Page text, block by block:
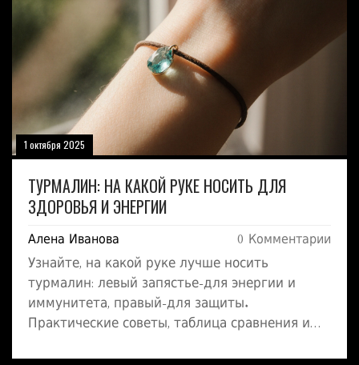
1 октября 2025
ТУРМАЛИН: НА КАКОЙ РУКЕ НОСИТЬ ДЛЯ
ЗДОРОВЬЯ И ЭНЕРГИИ
Алена Иванова 0 Комментарии
Узнайте, на какой руке лучше носить
турмалин: левый запястье-для энергии и
иммунитета, правый-для защиты.
Практические советы, таблица сравнения и